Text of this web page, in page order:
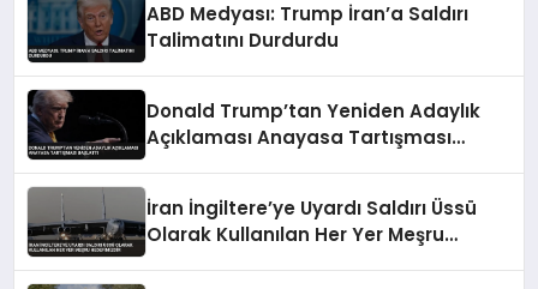
ABD Medyası: Trump İran’a Saldırı
Talimatını Durdurdu
Donald Trump’tan Yeniden Adaylık
Açıklaması Anayasa Tartışması
İran İngiltere’ye Uyardı Saldırı Üssü
Olarak Kullanılan Her Yer Meşru